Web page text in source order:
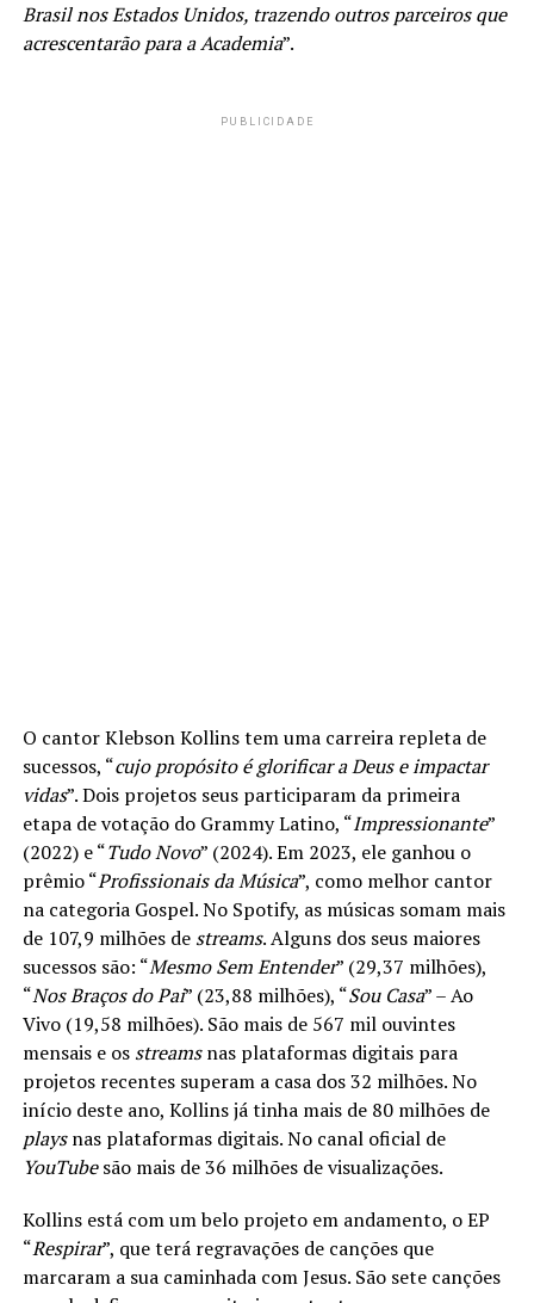
Brasil nos Estados Unidos, trazendo outros parceiros que
acrescentarão para a Academia”.
PUBLICIDADE
O cantor Klebson Kollins tem uma carreira repleta de
sucessos, “cujo propósito é glorificar a Deus e impactar
vidas”. Dois projetos seus participaram da primeira
etapa de votação do Grammy Latino, “Impressionante”
(2022) e “Tudo Novo” (2024). Em 2023, ele ganhou o
prêmio “Profissionais da Música”, como melhor cantor
na categoria Gospel. No Spotify, as músicas somam mais
de 107,9 milhões de streams. Alguns dos seus maiores
sucessos são: “Mesmo Sem Entender” (29,37 milhões),
“Nos Braços do Pai” (23,88 milhões), “Sou Casa” – Ao
Vivo (19,58 milhões). São mais de 567 mil ouvintes
mensais e os streamsnas plataformas digitais para
projetos recentes superam a casa dos 32 milhões. No
início deste ano, Kollins já tinha mais de 80 milhões de
playsnas plataformas digitais. No canal oficial de
YouTubesão mais de 36 milhões de visualizações.
Kollins está com um belo projeto em andamento, o EP
“Respirar”, que terá regravações de canções que
marcaram a sua caminhada com Jesus. São sete canções